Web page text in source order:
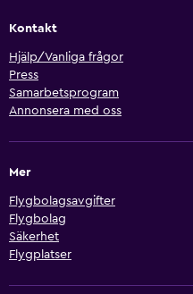
Kontakt
Hjälp/Vanliga frågor
Press
Samarbetsprogram
Annonsera med oss
Mer
Flygbolagsavgifter
Flygbolag
Säkerhet
Flygplatser